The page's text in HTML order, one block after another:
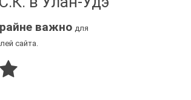
важно для
сайта.